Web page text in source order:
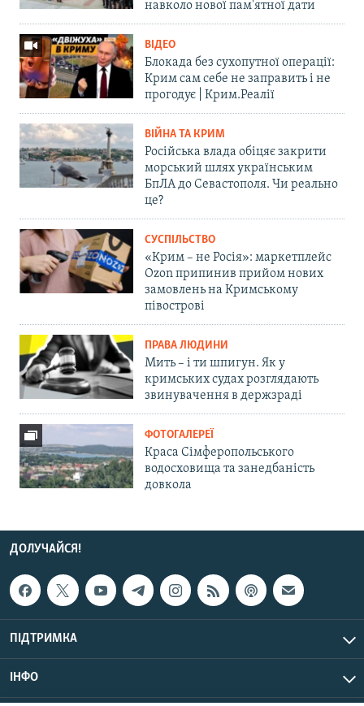
навколо нової пам'ятної дати
ВІДЕО
Блокада без сухопутної операції:
Крим сам себе не заправить і не
прогодує | Крим.Реалії
ВІЙНА ТА КРИМ
Російська влада обіцяє закрити
морський шлях українським
БпЛА до Севастополя. Чи реально
це?
СУСПІЛЬСТВО
«Крим – не Росія»: маркетплейс
Ozon припинив прийом нових
замовлень на Кримському
півострові
ПРАВА ЛЮДИНИ
Мить – і ти шпигун. Як у
кримських судах розглядають
звинувачення в держзраді
ФОТОГАЛЕРЕЇ
Краса Сімферопольського
водосховища та занедбаність
довкола
ДОЛУЧАЙСЯ!
ПІДТРИМКА
ІНФО